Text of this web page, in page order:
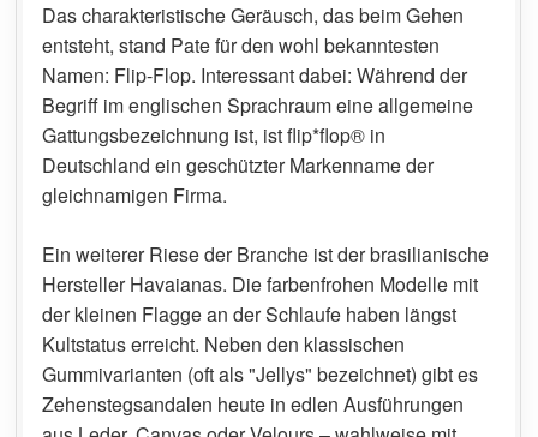
Das charakteristische Geräusch, das beim Gehen
entsteht, stand Pate für den wohl bekanntesten
Namen: Flip-Flop. Interessant dabei: Während der
Begriff im englischen Sprachraum eine allgemeine
Gattungsbezeichnung ist, ist flip*flop® in
Deutschland ein geschützter Markenname der
gleichnamigen Firma.
Ein weiterer Riese der Branche ist der brasilianische
Hersteller Havaianas. Die farbenfrohen Modelle mit
der kleinen Flagge an der Schlaufe haben längst
Kultstatus erreicht. Neben den klassischen
Gummivarianten (oft als "Jellys" bezeichnet) gibt es
Zehenstegsandalen heute in edlen Ausführungen